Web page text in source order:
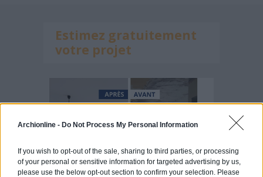
Archionline - Do Not Process My Personal Information
If you wish to opt-out of the sale, sharing to third parties, or processing
of your personal or sensitive information for targeted advertising by us,
please use the below opt-out section to confirm your selection. Please
Estimez gratuitement
votre projet